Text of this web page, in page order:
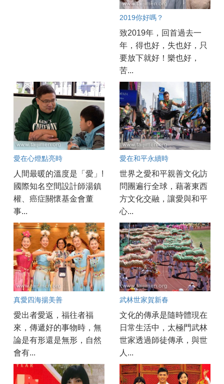
2019你好嗎？
致2019年，回首過去一
年，得也好，失也好，只
要放下就好！樂也好，
苦...
愛在心燈點亮時
人間最暖的溫度是「愛」!
國際知名空間設計師湯鎮
權、癌症關懷基金會董
事...
愛在和平永續時
世界之愛和平親善文化訪
問團遍行全球，藉著東西
方文化交融，讓愛與和平
心...
真愛四海揚美善
愛出者愛返，福往者福
來，傳遞好的事物時，無
論是有形還是無形，自然
會有...
武林世家賀新春
文化的傳承是隨時體現在
日常生活中，太極門武林
世家透過師徒傳承，與世
人...